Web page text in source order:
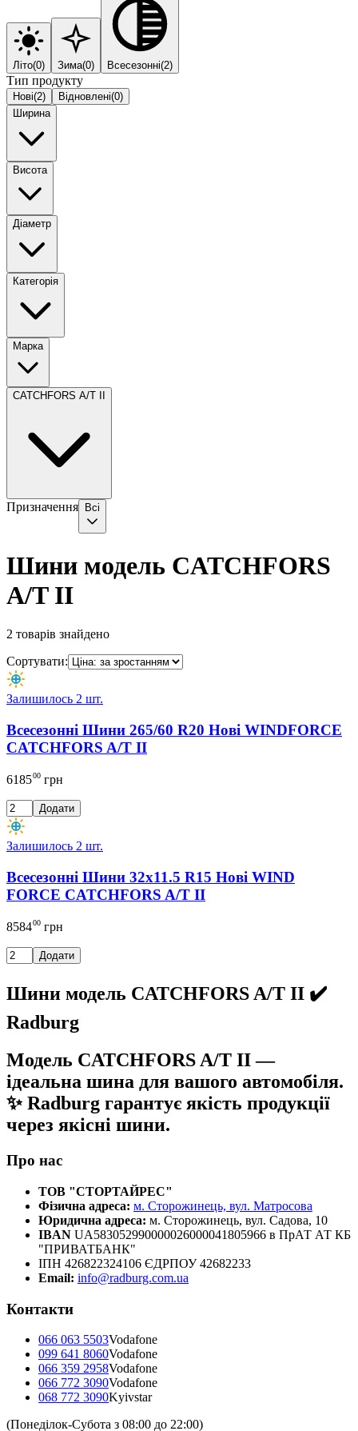
Літо(0) Зима(0) Всесезонні(2)
Тип продукту
Нові(2) Відновлені(0)
Ширина
Висота
Діаметр
Категорія
Марка
CATCHFORS A/T II
Призначення Всі
Шини модель CATCHFORS
A/T II
2 товарів знайдено
Сортувати:
Залишилось 2 шт.
Всесезонні Шини 265/60 R20 Нові WINDFORCE
CATCHFORS A/T II
618500 грн
Додати
Залишилось 2 шт.
Всесезонні Шини 32x11.5 R15 Нові WIND
FORCE CATCHFORS A/T II
858400 грн
Додати
Шини модель CATCHFORS A/T II ✔️
Radburg
Модель CATCHFORS A/T II —
ідеальна шина для вашого автомобіля.
✨ Radburg гарантує якість продукції
через якісні шини.
Про нас
ТОВ "СТОРТАЙРЕС"
Фізична адреса: м. Сторожинець, вул. Матросова
Юридична адреса: м. Сторожинець, вул. Садова, 10
IBAN UA583052990000026000041805966 в ПрАТ АТ КБ
"ПРИВАТБАНК"
ІПН 426822324106 ЄДРПОУ 42682233
Email: info@radburg.com.ua
Контакти
066 063 5503Vodafone
099 641 8060Vodafone
066 359 2958Vodafone
066 772 3090Vodafone
068 772 3090Kyivstar
(Понеділок-Субота з 08:00 до 22:00)